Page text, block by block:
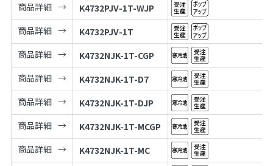
商品詳細
K4732PJV-1T-WJP
商品詳細
K4732PJV-1T
商品詳細
K4732NJK-1T-CGP
商品詳細
K4732NJK-1T-D7
商品詳細
K4732NJK-1T-DJP
商品詳細
K4732NJK-1T-MCGP
商品詳細
K4732NJK-1T-MC